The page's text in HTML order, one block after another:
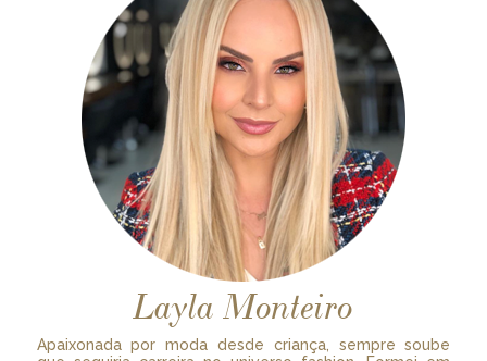
Layla Monteiro
Apaixonada por moda desde criança, sempre soube